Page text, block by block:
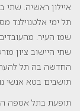
איילון ראשיה. שתי
תל ימי אלטנוילנד
שמו העיר.
שתי היישוב ציון
החדשה בה תל
תושבים בטא אנשי
תופעת בתל אספה